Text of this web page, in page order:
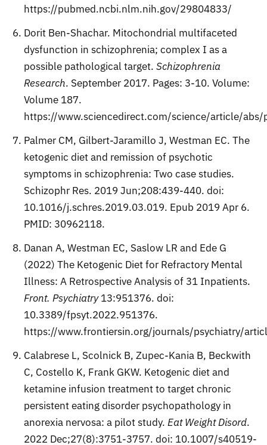
https://pubmed.ncbi.nlm.nih.gov/29804833/
Dorit Ben-Shachar. Mitochondrial multifaceted
dysfunction in schizophrenia; complex I as a
possible pathological target. Schizophrenia
Research. September 2017. Pages: 3-10. Volume:
Volume 187.
https://www.sciencedirect.com/science/article/
Palmer CM, Gilbert-Jaramillo J, Westman EC. The
ketogenic diet and remission of psychotic
symptoms in schizophrenia: Two case studies.
Schizophr Res. 2019 Jun;208:439-440. doi:
10.1016/j.schres.2019.03.019. Epub 2019 Apr 6.
PMID: 30962118.
Danan A, Westman EC, Saslow LR and Ede G
(2022) The Ketogenic Diet for Refractory Mental
Illness: A Retrospective Analysis of 31 Inpatients.
Front. Psychiatry13:951376. doi:
10.3389/fpsyt.2022.951376.
https://www.frontiersin.org/journals/psychiatry/
Calabrese L, Scolnick B, Zupec-Kania B, Beckwith
C, Costello K, Frank GKW. Ketogenic diet and
ketamine infusion treatment to target chronic
persistent eating disorder psychopathology in
anorexia nervosa: a pilot study. Eat Weight Disord.
2022 Dec;27(8):3751-3757. doi: 10.1007/s40519-